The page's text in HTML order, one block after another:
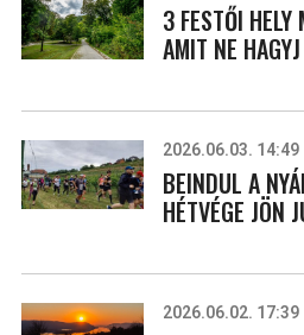
3 FESTŐI HELY
AMIT NE
2026.06.03. 14:49
BEINDUL A
HÉTVÉGE JÖN
2026.06.02. 17:39